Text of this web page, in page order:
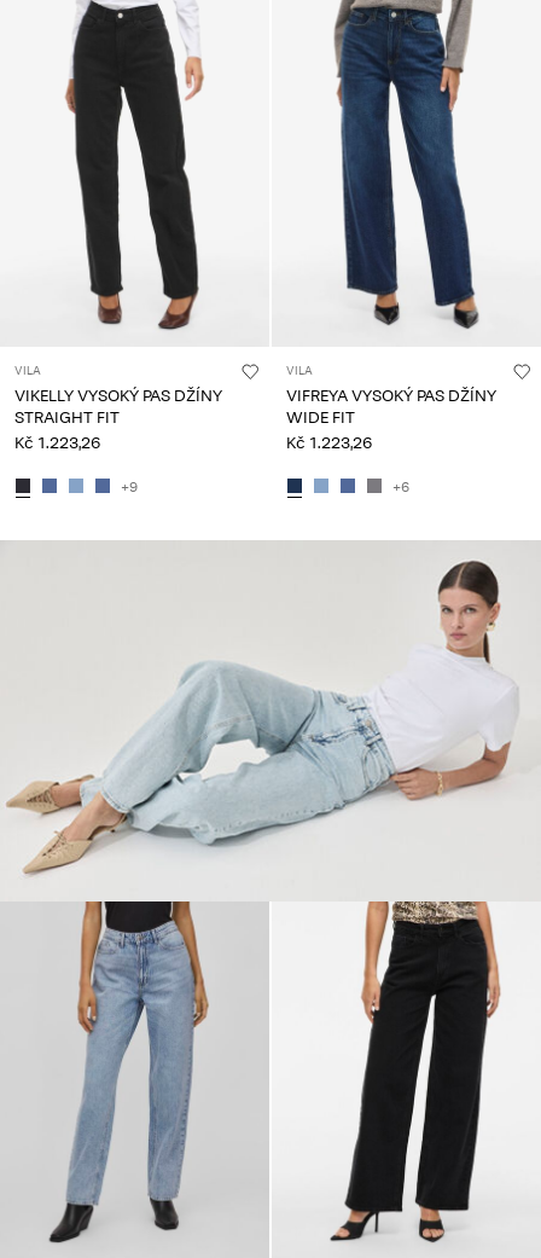
VILA
VIKELLY VYSOKÝ PAS DŽÍNY
STRAIGHT FIT
Kč 1.223,26
+9
VILA
VIFREYA VYSOKÝ PAS DŽÍNY
WIDE FIT
Kč 1.223,26
+6